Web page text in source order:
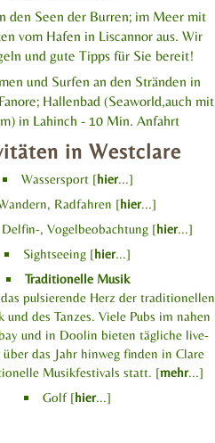
den Seen der Burren; im Meer mit
vom Hafen in Liscannor aus. Wir
und gute Tipps für Sie bereit!
und Surfen an den Stränden in
Hallenbad (Seaworld,auch mit
in Lahinch - 10 Min. Anfahrt
in Westclare
Wassersport [hier...]
Radfahren [hier...]
Delfin-, Vogelbeobachtung [hier...]
Sightseeing [hier...]
Traditionelle Musik
pulsierende Herz der traditionellen
und des Tanzes. Viele Pubs im nahen
und in Doolin bieten tägliche live-
über das Jahr hinweg finden in Clare
Musikfestivals statt. [mehr...]
Golf [hier...]